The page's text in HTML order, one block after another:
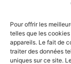
Pour offrir les
telles que les
appareils. Le fait de
traiter des données
uniques sur ce site.